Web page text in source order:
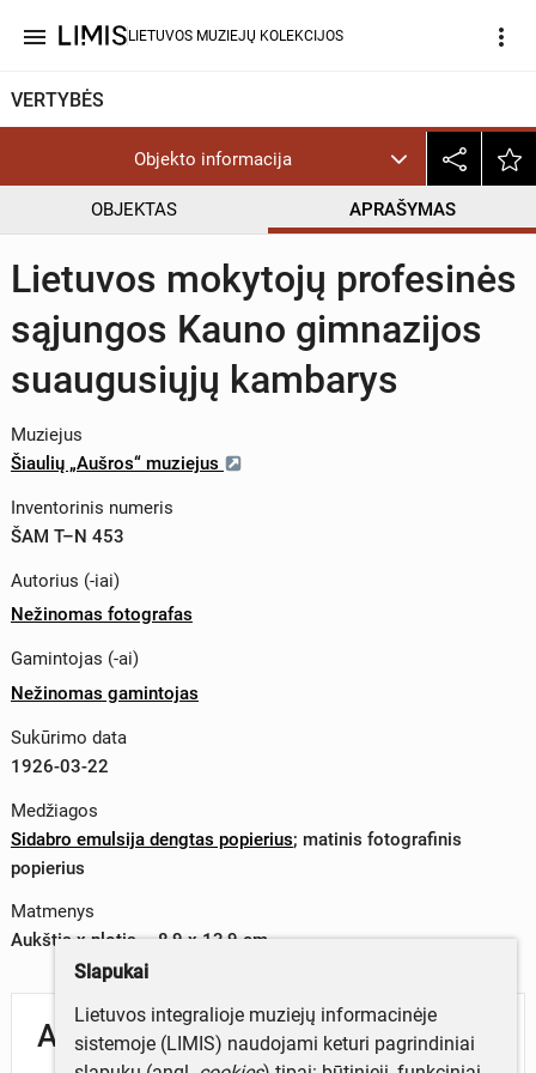
menu LIETUVOS MUZIEJŲ KOLEKCIJOS more_vert
VERTYBĖS
Objekto informacija
OBJEKTAS APRAŠYMAS
Lietuvos mokytojų profesinės
sąjungos Kauno gimnazijos
suaugusiųjų kambarys
Muziejus
Šiaulių „Aušros“ muziejus
Inventorinis numeris
ŠAM T–N 453
Autorius (-iai)
Nežinomas fotografas
Gamintojas (-ai)
Nežinomas gamintojas
Sukūrimo data
1926-03-22
Medžiagos
Sidabro emulsija dengtas popierius; matinis fotografinis
popierius
Matmenys
Aukštis x plotis – 8,9 x 13,9 cm
Aprašymas
Slapukai
Lietuvos integralioje muziejų informacinėje
sistemoje (LIMIS) naudojami keturi pagrindiniai